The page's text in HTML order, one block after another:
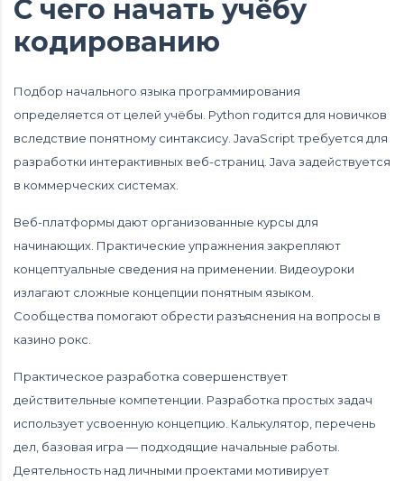
С чего начать учёбу
кодированию
Подбор начального языка программирования
определяется от целей учёбы. Python годится для новичков
вследствие понятному синтаксису. JavaScript требуется для
разработки интерактивных веб-страниц. Java задействуется
в коммерческих системах.
Веб-платформы дают организованные курсы для
начинающих. Практические упражнения закрепляют
концептуальные сведения на применении. Видеоуроки
излагают сложные концепции понятным языком.
Сообщества помогают обрести разъяснения на вопросы в
казино рокс.
Практическое разработка совершенствует
действительные компетенции. Разработка простых задач
использует усвоенную концепцию. Калькулятор, перечень
дел, базовая игра — подходящие начальные работы.
Деятельность над личными проектами мотивирует